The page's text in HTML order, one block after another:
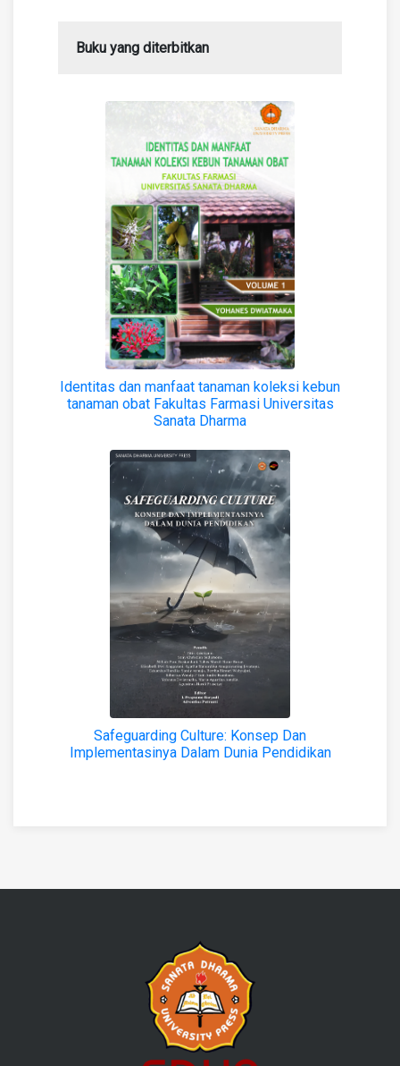
Buku yang diterbitkan
Identitas dan manfaat tanaman koleksi kebun
tanaman obat Fakultas Farmasi Universitas
Sanata Dharma
Safeguarding Culture: Konsep Dan
Implementasinya Dalam Dunia Pendidikan